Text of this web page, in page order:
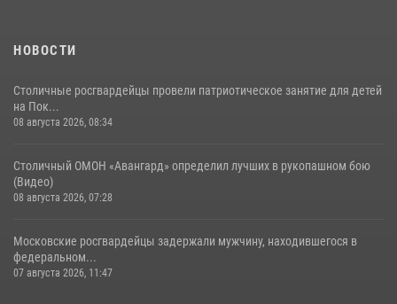
НОВОСТИ
Столичные росгвардейцы провели патриотическое занятие для детей
на Пок...
08 августа 2026, 08:34
Столичный ОМОН «Авангард» определил лучших в рукопашном бою
(Видео)
08 августа 2026, 07:28
Московские росгвардейцы задержали мужчину, находившегося в
федеральном...
07 августа 2026, 11:47